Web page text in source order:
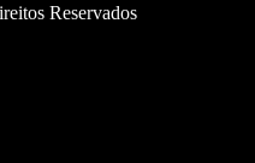
Reservados